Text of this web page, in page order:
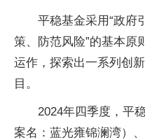
平稳基金采用“政府
策、防范风险”的基本原
运作，探索出一系列创
目。
2024年四季度，平
案名：蓝光雍锦澜湾）